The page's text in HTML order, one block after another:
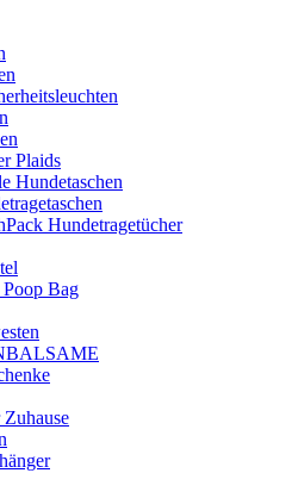
Plaids
Hundetaschen
Hundetragetücher
Bag
Zuhause